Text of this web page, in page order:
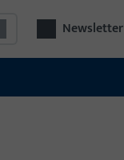
Newsletter